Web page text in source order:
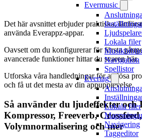
Evermusic
Lokala filer
Navigation
Spellistor
Evertag
Lokala filer
Navigering
Taggeditor
Det här avsnittet erbjuder praktiska,
använda Everappz-appar.
Oavsett om du konfigurerar för första
avancerade funktioner hittar du svaren här.
Utforska våra handledningar för att lösa
och få ut det mesta av din appupplevelse.
Så använder du ljudeffekter och
Kompressor, Freeverb,
Volymnormalisering och mer